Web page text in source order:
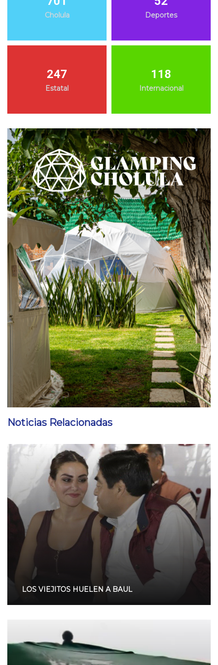
Cholula Deportes
247
Estatal
118
Internacional
Noticias Relacionadas
LOS VIEJITOS HUELEN A BAUL